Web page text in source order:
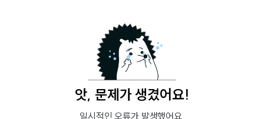
앗, 문제가 생겼어요!
일시적인 오류가 발생했어요.